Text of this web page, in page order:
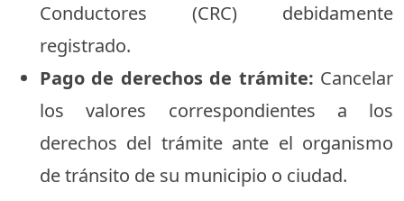
Conductores (CRC) debidamente
registrado.
Pago de derechos de trámite: Cancelar
los valores correspondientes a los
derechos del trámite ante el organismo
de tránsito de su municipio o ciudad.